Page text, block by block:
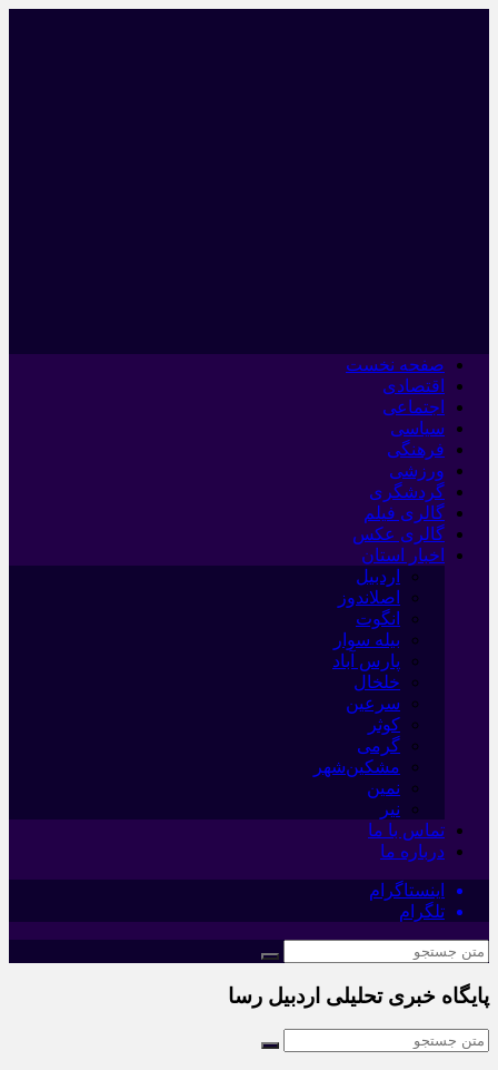
صفحه نخست
اقتصادی
اجتماعی
سیاسی
فرهنگی
ورزشی
گردشگری
گالری فیلم
گالری عکس
اخبار استان
اردبیل
اصلاندوز
انگوت
بیله سوار
پارس آباد
خلخال
سرعین
کوثر
گرمی
مشکین‌شهر
نمین
نیر
تماس با ما
درباره ما
اینستاگرام
تلگرام
پایگاه خبری تحلیلی اردبیل رسا